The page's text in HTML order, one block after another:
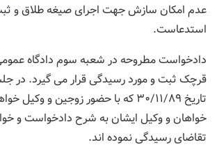
عدم امکان سازش جهت اجرای صیغه طلاق و
استدعاست.
دادخواست مطروحه در شعبه سوم دادگاه
قرچک ثبت و مورد رسیدگی قرار می گیرد. در
تاریخ ۳۰/۱۱/۸۹ که با حضور زوجین و
خواهان و وکیل ایشان به شرح دادخواست و
تقاضای رسیدگی نموده اند.